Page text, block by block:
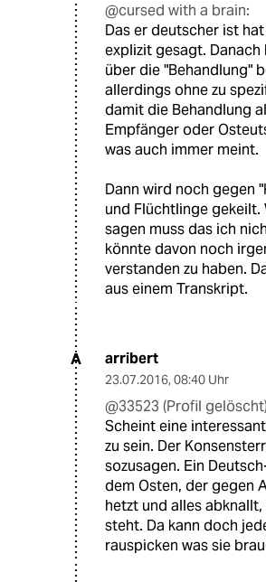
@cursed with a brain:
Das er deutscher ist
explizit gesagt. Danach
über die "Behandlung"
allerdings ohne zu
damit die Behandlung
Empfänger oder
was auch immer meint.
Dann wird noch gegen
und Flüchtlinge gekeilt.
sagen muss das ich
könnte davon noch
verstanden zu haben.
aus einem Transkript.
A arribert
23.07.2016, 08:40 Uhr
@33523 (Profil
Scheint eine
zu sein. Der
sozusagen. Ein
dem Osten, der gegen
hetzt und alles abknallt,
steht. Da kann doch
rauspicken was sie